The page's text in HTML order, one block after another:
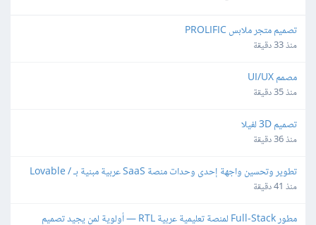
تصميم متجر ملابس PROLIFIC
منذ 33 دقيقة
مصمم UI/UX
منذ 35 دقيقة
تصميم 3D لفيلا
منذ 36 دقيقة
React
منذ 41 دقيقة